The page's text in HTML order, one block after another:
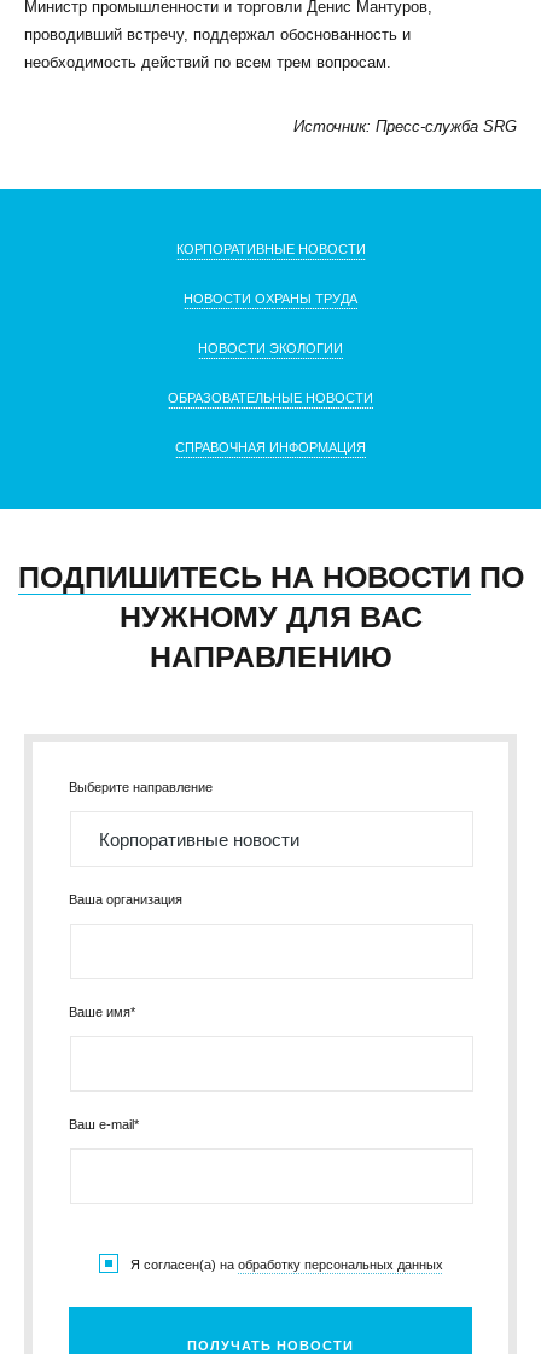
Министр промышленности и торговли Денис Мантуров,
проводивший встречу, поддержал обоснованность и
необходимость действий по всем трем вопросам.
Источник: Пресс-служба SRG
КОРПОРАТИВНЫЕ НОВОСТИ
НОВОСТИ ОХРАНЫ ТРУДА
НОВОСТИ ЭКОЛОГИИ
ОБРАЗОВАТЕЛЬНЫЕ НОВОСТИ
СПРАВОЧНАЯ ИНФОРМАЦИЯ
ПОДПИШИТЕСЬ НА НОВОСТИ ПО
НУЖНОМУ ДЛЯ ВАС
НАПРАВЛЕНИЮ
Выберите направление
Ваша организация
Ваше имя*
Ваш e-mail*
Я согласен(а) на обработку персональных данных
ПОЛУЧАТЬ НОВОСТИ